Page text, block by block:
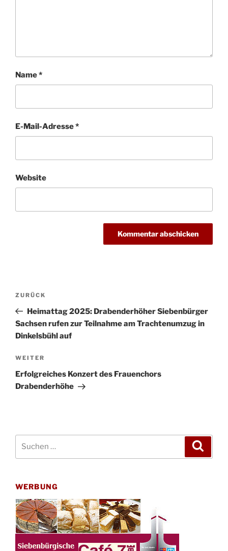
Name*
E-Mail-Adresse*
Website
Beitragsnavigation
Vorheriger
Beitrag
ZURÜCK
Heimattag 2025: Drabenderhöher Siebenbürger
Sachsen rufen zur Teilnahme am Trachtenumzug in
Dinkelsbühl auf
Nächster
Beitrag
WEITER
Erfolgreiches Konzert des Frauenchors
Drabenderhöhe
WERBUNG